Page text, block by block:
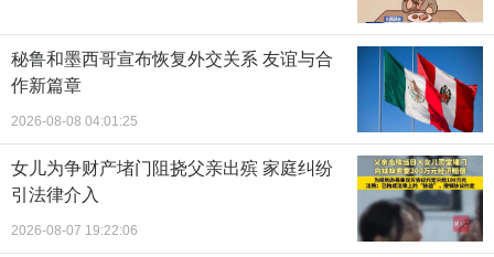
秘鲁和墨西哥宣布恢复外交关系 友谊与合
作新篇章
2026-08-08 04:01:25
女儿为争财产堵门阻挠父亲出殡 家庭纠纷
引法律介入
2026-08-07 19:22:06